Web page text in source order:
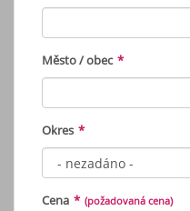
Město / obec *
Okres *
Cena * (požadovaná cena)